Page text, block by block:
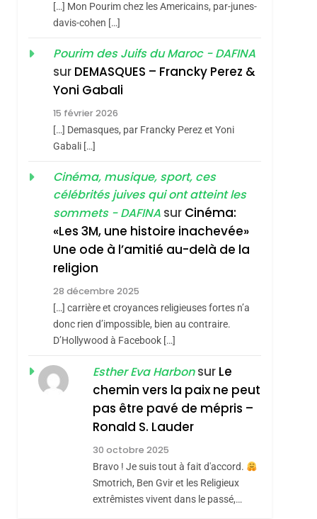
Boy George
3
SOUVENIRS
4
Accords D’Isaac:
S’étendre À 13 Pays
2025, L’année La Plus
Meurtrière Selon Le
Rapport D’ADL
Contre
FRANCE ISRAÉL
6
RÉSILIENTE :
POURQUOI JE
REVENDIQUE MA
JUDAÏTE Par Thérèse
Zrihen-Dvir
ISRAÉL JUDAISME
CE QUI NOUS
MANQUE – Jacques
Hadida
JUDAISME
Maroc : Les Amandes
De Tafraout, Le Miel
De Tadla Azilal
Consacrés Produits
Du Terroir
DAFINA MAROC
[…] Mon Pourim chez les Americains, par-junes-
davis-cohen […]
Pourim des Juifs du Maroc - DAFINA
sur DEMASQUES – Francky Perez &
Yoni Gabali
15 février 2026
[…] Demasques, par Francky Perez et Yoni
Gabali […]
Cinéma, musique, sport, ces
célébrités juives qui ont atteint les
sommets - DAFINA sur Cinéma:
«Les 3M, une histoire inachevée»
Une ode à l’amitié au-delà de la
religion
28 décembre 2025
[…] carrière et croyances religieuses fortes n’a
donc rien d’impossible, bien au contraire.
D’Hollywood à Facebook […]
Esther Eva Harbonsur Le
chemin vers la paix ne peut
pas être pavé de mépris –
Ronald S. Lauder
30 octobre 2025
Bravo ! Je suis tout à fait d'accord.
Smotrich, Ben Gvir et les Religieux
extrêmistes vivent dans le passé,…